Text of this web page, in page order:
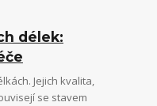
délek:
Jejich kvalita,
se stavem